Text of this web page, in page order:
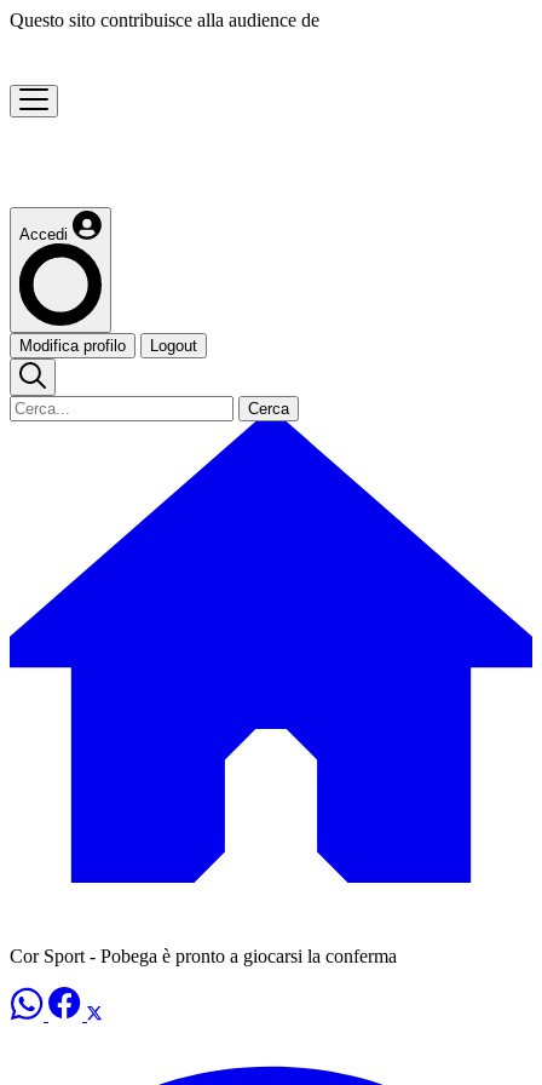
Questo sito contribuisce alla audience de
Accedi
Modifica profilo Logout
Cerca
Cor Sport - Pobega è pronto a giocarsi la conferma